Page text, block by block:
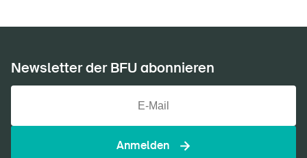
Newsletter der BFU abonnieren
Anmelden